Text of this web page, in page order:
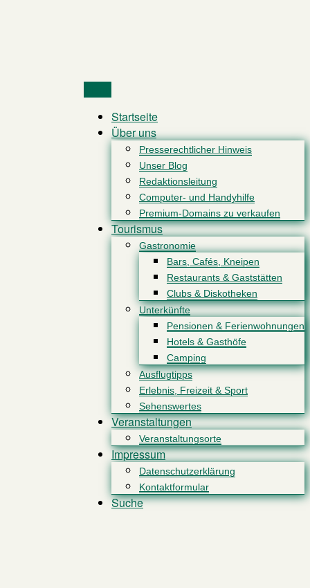
Startseite
Über uns
Presserechtlicher Hinweis
Unser Blog
Redaktionsleitung
Computer- und Handyhilfe
Premium-Domains zu verkaufen
Tourismus
Gastronomie
Bars, Cafés, Kneipen
Restaurants & Gaststätten
Clubs & Diskotheken
Unterkünfte
Pensionen & Ferienwohnungen
Hotels & Gasthöfe
Camping
Ausflugtipps
Erlebnis, Freizeit & Sport
Sehenswertes
Veranstaltungen
Veranstaltungsorte
Impressum
Datenschutzerklärung
Kontaktformular
Suche